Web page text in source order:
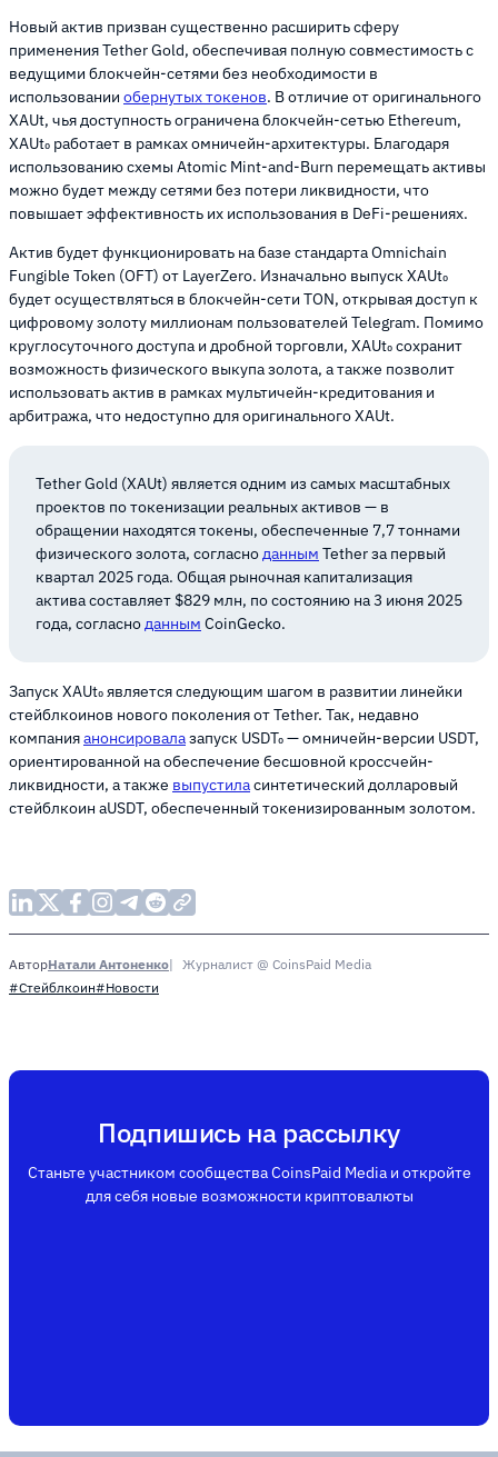
Новый актив призван существенно расширить сферу
применения Tether Gold, обеспечивая полную совместимость с
ведущими блокчейн-сетями без необходимости в
использовании обернутых токенов. В отличие от оригинального
XAUt, чья доступность ограничена блокчейн-сетью Ethereum,
XAUt₀ работает в рамках омничейн-архитектуры. Благодаря
использованию схемы Atomic Mint-and-Burn перемещать активы
можно будет между сетями без потери ликвидности, что
повышает эффективность их использования в DeFi-решениях.
Актив будет функционировать на базе стандарта Omnichain
Fungible Token (OFT) от LayerZero. Изначально выпуск XAUt₀
будет осуществляться в блокчейн-сети TON, открывая доступ к
цифровому золоту миллионам пользователей Telegram. Помимо
круглосуточного доступа и дробной торговли, XAUt₀ сохранит
возможность физического выкупа золота, а также позволит
использовать актив в рамках мультичейн-кредитования и
арбитража, что недоступно для оригинального XAUt.
Tether Gold (XAUt) является одним из самых масштабных
проектов по токенизации реальных активов — в
обращении находятся токены, обеспеченные 7,7 тоннами
физического золота, согласноданным Tether за первый
квартал 2025 года. Общая рыночная капитализация
актива составляет $829 млн, по состоянию на 3 июня 2025
года, согласноданным CoinGecko.
Запуск XAUt₀ является следующим шагом в развитии линейки
стейблкоинов нового поколения от Tether. Так, недавно
компанияанонсировалазапуск USDT₀ — омничейн-версии USDT,
ориентированной на обеспечение бесшовной кроссчейн-
ликвидности, а также выпустиласинтетический долларовый
стейблкоин aUSDT, обеспеченный токенизированным золотом.
АвторНатали Антоненко
Журналист @ CoinsPaid Media
#Стейблкоин#Новости
Подпишись на рассылку
Станьте участником сообщества CoinsPaid Media и откройте
для себя новые возможности криптовалюты